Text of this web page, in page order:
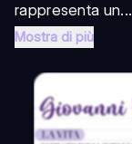
rappresenta un...
Mostra di più